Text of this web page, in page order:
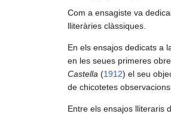
Com a ensagiste va
lliteràries clàssiques.
En els ensajos dedicats a
en les seues primeres
Castella (1912) el seu
de chicotetes
Entre els ensajos lliteraris